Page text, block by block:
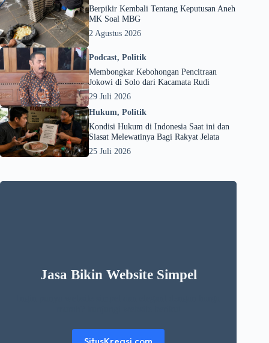
Berpikir Kembali Tentang Keputusan Aneh
MK Soal MBG
2 Agustus 2026
Podcast, Politik
Membongkar Kebohongan Pencitraan
Jokowi di Solo dari Kacamata Rudi
29 Juli 2026
Hukum, Politik
Kondisi Hukum di Indonesia Saat ini dan
Siasat Melewatinya Bagi Rakyat Jelata
25 Juli 2026
Jasa Bikin Website Simpel